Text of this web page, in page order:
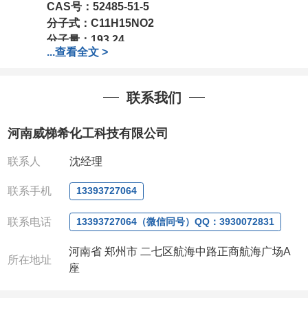
CAS号： 52485-51-5
分子式： C11H15NO2
分子量： 193.24
包装：1Mg ; 5Mg;10Mg ;100Mg;250Mg ;500Mg
我司对高校及科研单位先发货和
作中有用到的试剂,欢迎前来询购,如若出现质量问题,
63377391/13393727064
QQ:3930072831
联系人: 沈晓东(欢迎致电,或QQ、微信联系)
...查看全文 >
联系我们
河南威梯希化工科技有限公司
联系人 沈经理
联系手机 13393727064
联系电话 13393727064（微信同号）QQ：3930072831
所在地址
河南省 郑州市 二七区航海中路正商航海广场A
座